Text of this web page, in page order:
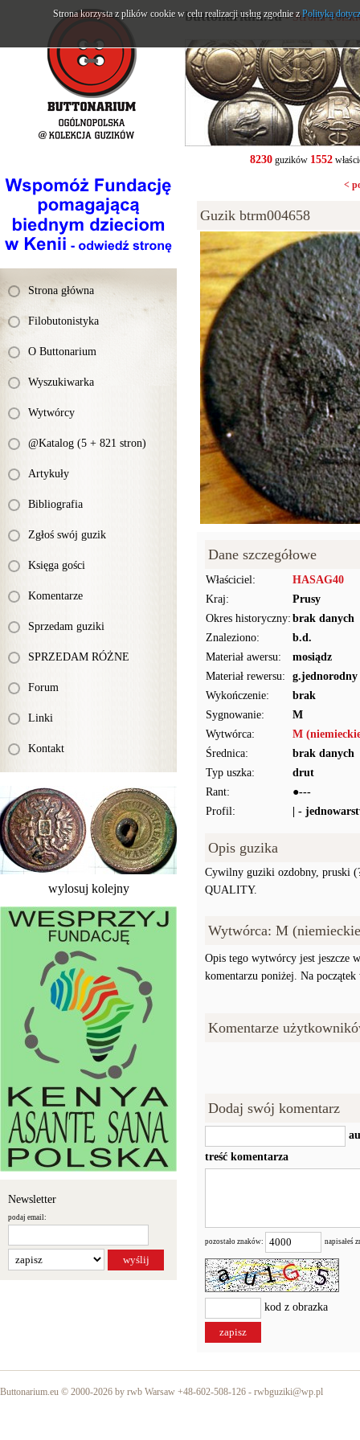
Strona główna
Filobutonistyka
O Buttonarium
Wyszukiwarka
Wytwórcy
@Katalog (5 + 821 stron)
Artykuły
Bibliografia
Zgłoś swój guzik
Księga gości
Komentarze
Sprzedam guziki
SPRZEDAM RÓŻNE
Forum
Linki
Kontakt
wylosuj kolejny
Newsletter
podaj email:
buttonarium.eu- Strona
8230guzików 1552
<
Guzik btrm004658
Dane szczegółowe
Właściciel:
HASAG40
Kraj:
Prusy
Okres historyczny: brak danych
Znaleziono:
b.d.
Materiał awersu:
mosiądz
Materiał rewersu:
g.jednorodny
Wykończenie:
brak
Sygnowanie:
M
Wytwórca:
M
Średnica:
brak danych
Typ uszka:
drut
Rant:
●---
Profil:
| -
Opis guzika
Cywilny guziki ozdobny, pruski
QUALITY.
Wytwórca: M
Opis tego wytwórcy jest jeszcze
komentarzu poniżej. Na
Komentarze
Dodaj swój komentarz
treść komentarza
pozostało znaków: napisałeś
kod z obrazka
Buttonarium.eu © 2000-2026 by rwb Warsaw +48-602-508-126 - rwbguziki@wp.pl
Strona korzysta z plików cookie w celu realizacji usług zgodnie zPolityką